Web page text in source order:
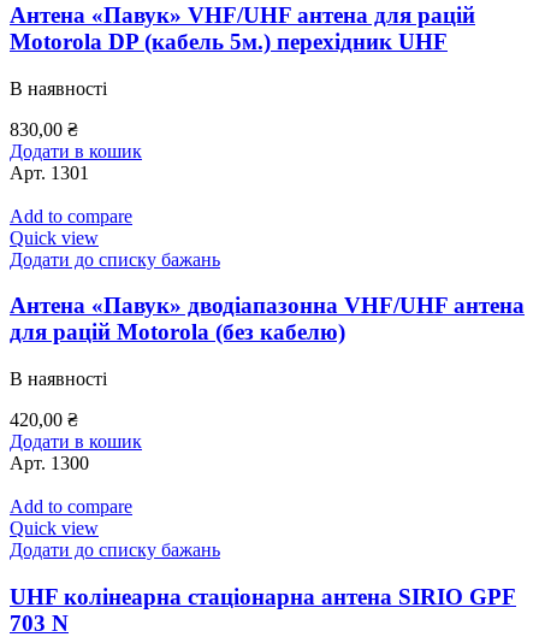
Антена «Павук» VHF/UHF антена для рацій
Motorola DP (кабель 5м.) перехідник UHF
В наявності
830,00 ₴
Додати в кошик
Арт. 1301
Add to compare
Quick view
Додати до списку бажань
Антена «Павук» дводіапазонна VHF/UHF антена
для рацій Motorola (без кабелю)
В наявності
420,00 ₴
Додати в кошик
Арт. 1300
Add to compare
Quick view
Додати до списку бажань
UHF колінеарна стаціонарна антена SIRIO GPF
703 N